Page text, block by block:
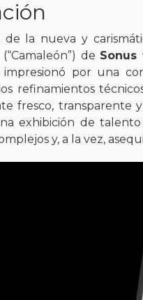
la nueva y
(“Camaleón”) de Sonus
impresionó por una
refinamientos
fresco, transparente
exhibición de
y, a la vez,